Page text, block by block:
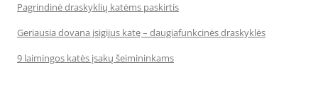
Pagrindinė draskyklių katėms paskirtis
Geriausia dovana įsigijus katę – daugiafunkcinės draskyklės
9 laimingos katės įsakų šeimininkams